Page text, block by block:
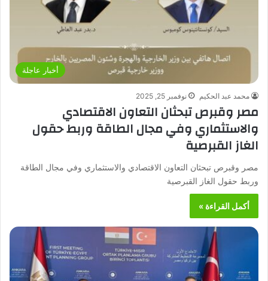
أخبار عاجلة
محمد عبد الحكيم نوفمبر 25, 2025
مصر وقبرص تبحثان التعاون الاقتصادي
والاستثماري وفي مجال الطاقة وربط حقول
الغاز القبرصية
مصر وقبرص تبحثان التعاون الاقتصادي والاستثماري وفي مجال الطاقة
وربط حقول الغاز القبرصية
أكمل القراءة »